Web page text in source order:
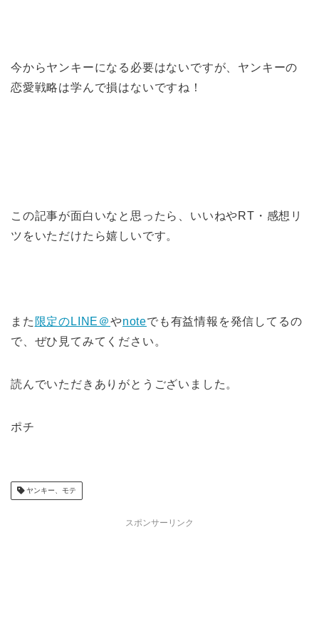
今からヤンキーになる必要はないですが、ヤンキーの
恋愛戦略は学んで損はないですね！
この記事が面白いなと思ったら、いいねやRT・感想リ
ツをいただけたら嬉しいです。
また 限定のLINE＠やnoteでも有益情報を発信してるの
で、ぜひ見てみてください。
読んでいただきありがとうございました。
ポチ
ヤンキー、モテ
スポンサーリンク